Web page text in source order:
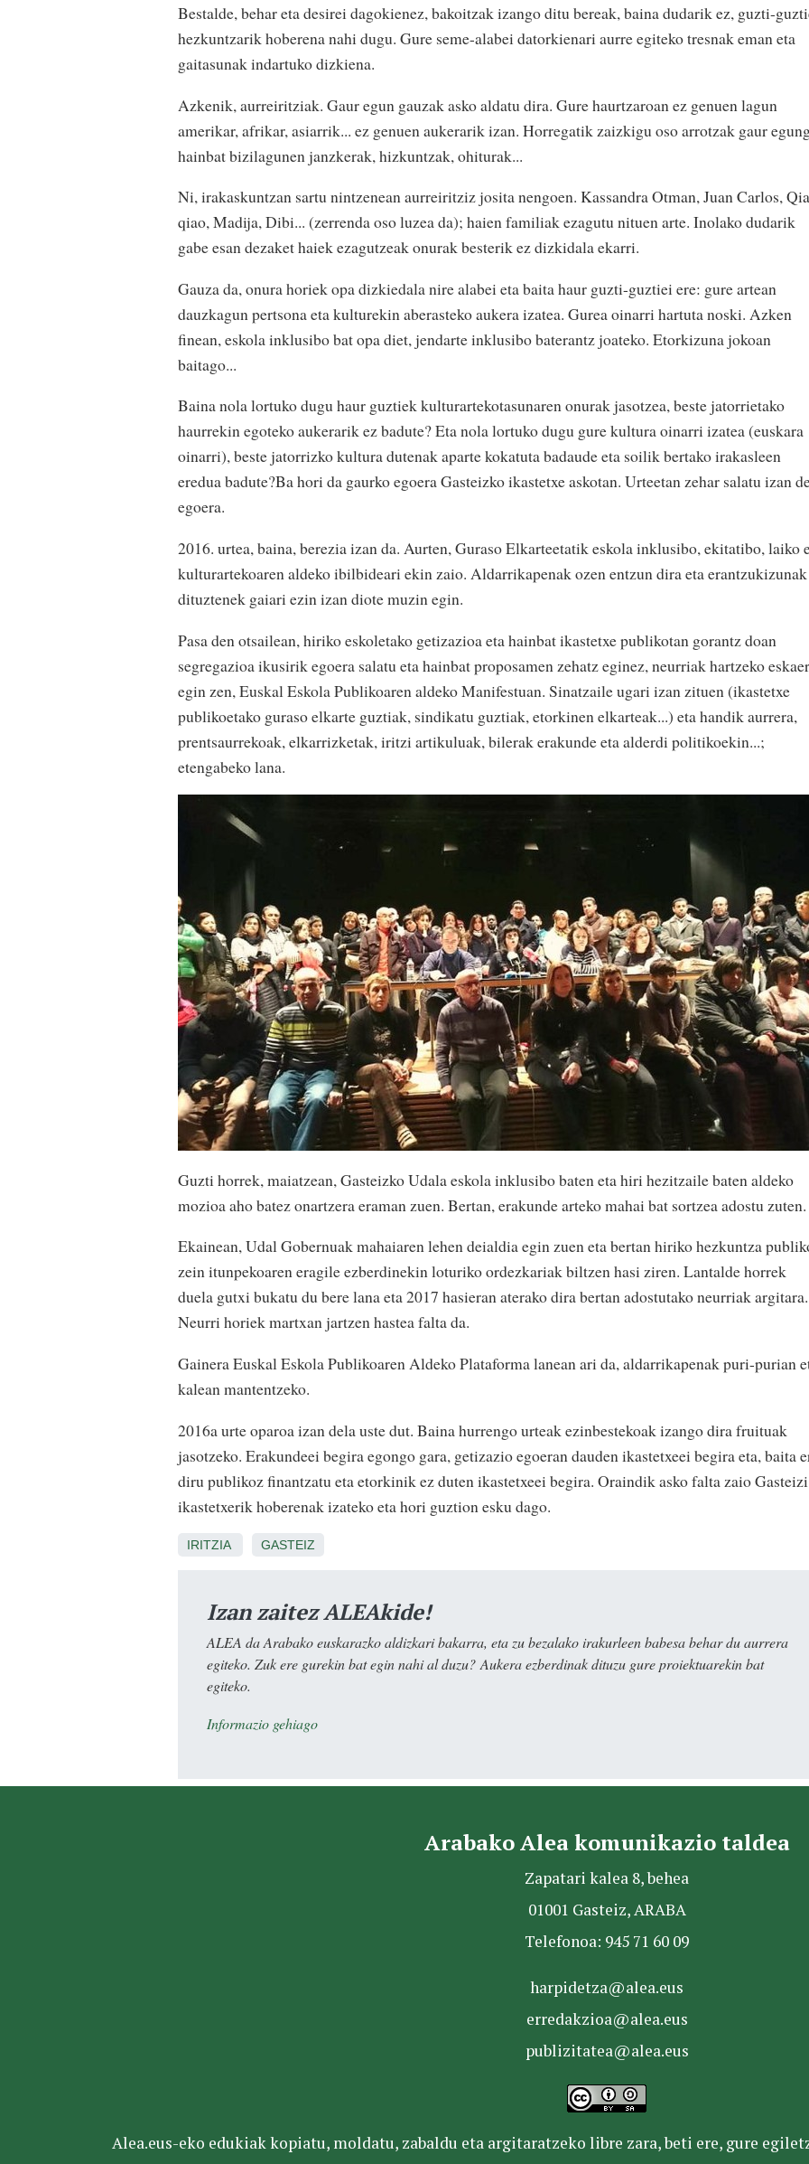
Bestalde, behar eta desirei dagokienez, bakoitzak izango ditu bereak, baina dudarik ez, guzti-
hezkuntzarik hoberena nahi dugu. Gure seme-alabei datorkienari aurre egiteko tresnak eman eta
gaitasunak indartuko dizkiena.
Azkenik, aurreiritziak. Gaur egun gauzak asko aldatu dira. Gure haurtzaroan ez genuen lagun
amerikar, afrikar, asiarrik... ez genuen aukerarik izan. Horregatik zaizkigu oso arrotzak gaur
hainbat bizilagunen janzkerak, hizkuntzak, ohiturak...
Ni, irakaskuntzan sartu nintzenean aurreiritziz josita nengoen. Kassandra Otman, Juan Carlos,
qiao, Madija, Dibi... (zerrenda oso luzea da); haien familiak ezagutu nituen arte. Inolako dudarik
gabe esan dezaket haiek ezagutzeak onurak besterik ez dizkidala ekarri.
Gauza da, onura horiek opa dizkiedala nire alabei eta baita haur guzti-guztiei ere: gure artean
dauzkagun pertsona eta kulturekin aberasteko aukera izatea. Gurea oinarri hartuta noski. Azken
finean, eskola inklusibo bat opa diet, jendarte inklusibo baterantz joateko. Etorkizuna jokoan
baitago...
Baina nola lortuko dugu haur guztiek kulturartekotasunaren onurak jasotzea, beste jatorrietako
haurrekin egoteko aukerarik ez badute? Eta nola lortuko dugu gure kultura oinarri izatea (euskara
oinarri), beste jatorrizko kultura dutenak aparte kokatuta badaude eta soilik bertako irakasleen
eredua badute?Ba hori da gaurko egoera Gasteizko ikastetxe askotan. Urteetan zehar salatu izan
egoera.
2016. urtea, baina, berezia izan da. Aurten, Guraso Elkarteetatik eskola inklusibo, ekitatibo, laiko
kulturartekoaren aldeko ibilbideari ekin zaio. Aldarrikapenak ozen entzun dira eta erantzukizunak
dituztenek gaiari ezin izan diote muzin egin.
Pasa den otsailean, hiriko eskoletako getizazioa eta hainbat ikastetxe publikotan gorantz doan
segregazioa ikusirik egoera salatu eta hainbat proposamen zehatz eginez, neurriak hartzeko
egin zen, Euskal Eskola Publikoaren aldeko Manifestuan. Sinatzaile ugari izan zituen (ikastetxe
publikoetako guraso elkarte guztiak, sindikatu guztiak, etorkinen elkarteak...) eta handik aurrera,
prentsaurrekoak, elkarrizketak, iritzi artikuluak, bilerak erakunde eta alderdi politikoekin...;
etengabeko lana.
Guzti horrek, maiatzean, Gasteizko Udala eskola inklusibo baten eta hiri hezitzaile baten aldeko
mozioa aho batez onartzera eraman zuen. Bertan, erakunde arteko mahai bat sortzea adostu zuten.
Ekainean, Udal Gobernuak mahaiaren lehen deialdia egin zuen eta bertan hiriko hezkuntza
zein itunpekoaren eragile ezberdinekin loturiko ordezkariak biltzen hasi ziren. Lantalde horrek
duela gutxi bukatu du bere lana eta 2017 hasieran aterako dira bertan adostutako neurriak argitara.
Neurri horiek martxan jartzen hastea falta da.
Gainera Euskal Eskola Publikoaren Aldeko Plataforma lanean ari da, aldarrikapenak puri-purian
kalean mantentzeko.
2016a urte oparoa izan dela uste dut. Baina hurrengo urteak ezinbestekoak izango dira fruituak
jasotzeko. Erakundeei begira egongo gara, getizazio egoeran dauden ikastetxeei begira eta, baita
diru publikoz finantzatu eta etorkinik ez duten ikastetxeei begira. Oraindik asko falta zaio Gasteizi
ikastetxerik hoberenak izateko eta hori guztion esku dago.
IRITZIA GASTEIZ
Izan zaitez ALEAkide!
ALEA da Arabako euskarazko aldizkari bakarra, eta zu bezalako irakurleen babesa behar du aurrera
egiteko. Zuk ere gurekin bat egin nahi al duzu? Aukera ezberdinak dituzu gure proiektuarekin bat
egiteko.
Informazio gehiago
Arabako Alea komunikazio taldea
Zapatari kalea 8, behea
01001 Gasteiz, ARABA
Telefonoa: 945 71 60 09
harpidetza@alea.eus
erredakzioa@alea.eus
publizitatea@alea.eus
Alea.eus-eko edukiak kopiatu, moldatu, zabaldu eta argitaratzeko libre zara, beti ere, gure